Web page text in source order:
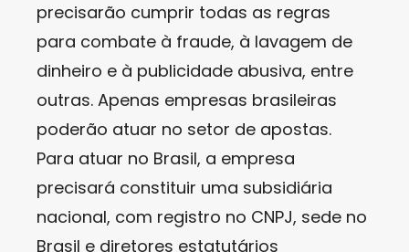
precisarão cumprir todas as regras
para combate à fraude, à lavagem de
dinheiro e à publicidade abusiva, entre
outras. Apenas empresas brasileiras
poderão atuar no setor de apostas.
Para atuar no Brasil, a empresa
precisará constituir uma subsidiária
nacional, com registro no CNPJ, sede no
Brasil e diretores estatutários